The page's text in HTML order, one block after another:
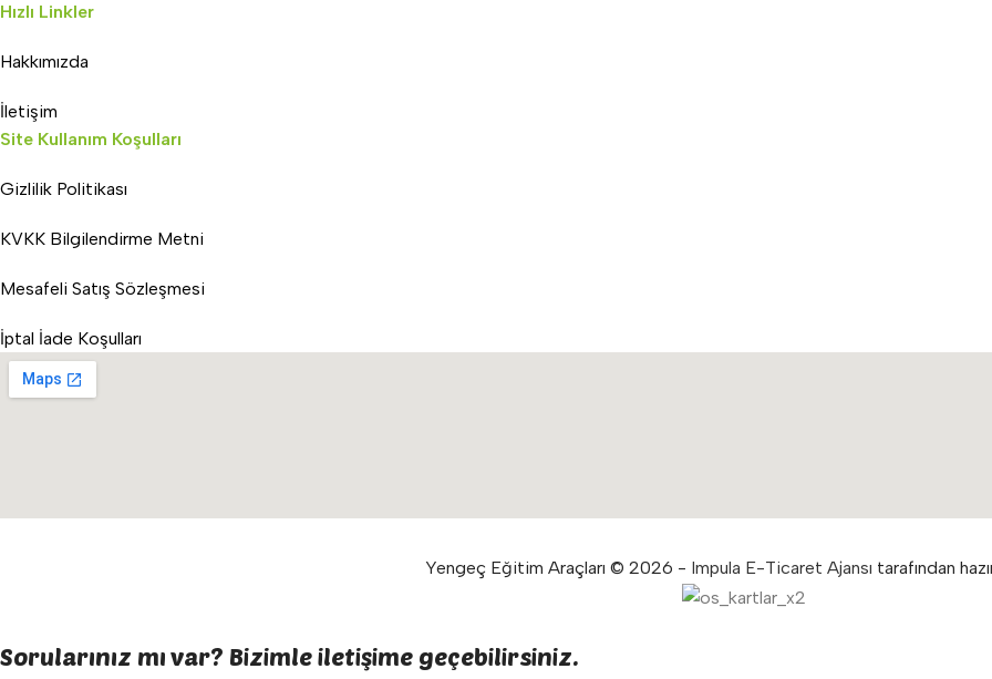
Hızlı Linkler
Hakkımızda
İletişim
Site Kullanım Koşulları
Gizlilik Politikası
KVKK Bilgilendirme Metni
Mesafeli Satış Sözleşmesi
İptal İade Koşulları
Yengeç Eğitim Araçları © 2026 - Impula E-Ticaret Ajansı tarafından
Sorularınız mı var? Bizimle iletişime geçebilirsiniz.